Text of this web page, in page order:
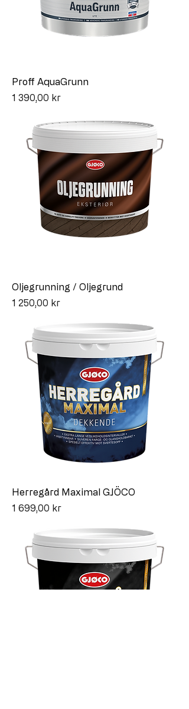
Proff AquaGrunn
Pris
1 390,00 kr
Oljegrunning / Oljegrund
Pris
1 250,00 kr
Herregård Maximal GJÖCO
Pris
1 699,00 kr